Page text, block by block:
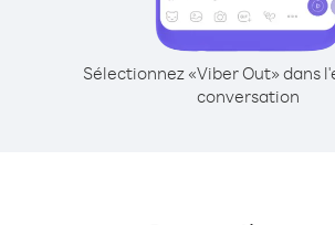
Sélectionnez «Viber Out» dans
conversation